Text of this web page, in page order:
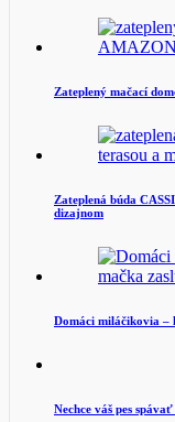
Zateplený mačací
Zateplená búda
dizajnom
Domáci miláčikovia –
Nechce váš pes